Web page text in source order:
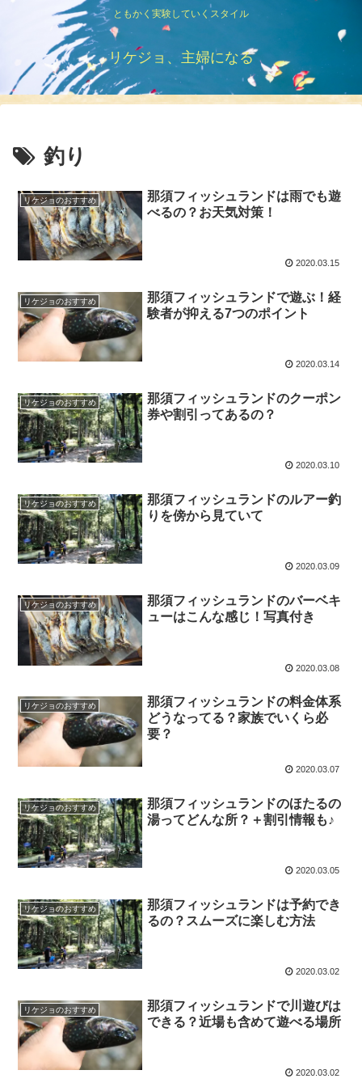
ともかく実験していくスタイル
リケジョ、主婦になる
釣り
リケジョのおすすめ
那須フィッシュランドは雨でも遊
べるの？お天気対策！
2020.03.15
リケジョのおすすめ
那須フィッシュランドで遊ぶ！経
験者が抑える7つのポイント
2020.03.14
リケジョのおすすめ
那須フィッシュランドのクーポン
券や割引ってあるの？
2020.03.10
リケジョのおすすめ
那須フィッシュランドのルアー釣
りを傍から見ていて
2020.03.09
リケジョのおすすめ
那須フィッシュランドのバーベキ
ューはこんな感じ！写真付き
2020.03.08
リケジョのおすすめ
那須フィッシュランドの料金体系
どうなってる？家族でいくら必
要？
2020.03.07
リケジョのおすすめ
那須フィッシュランドのほたるの
湯ってどんな所？＋割引情報も♪
2020.03.05
リケジョのおすすめ
那須フィッシュランドは予約でき
るの？スムーズに楽しむ方法
2020.03.02
リケジョのおすすめ
那須フィッシュランドで川遊びは
できる？近場も含めて遊べる場所
2020.03.02